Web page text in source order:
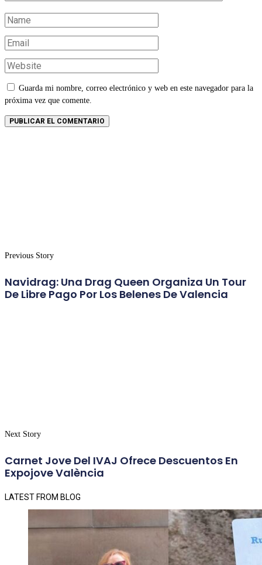
Guarda mi nombre, correo electrónico y web en este navegador para la
próxima vez que comente.
Previous Story
Navidrag: Una Drag Queen Organiza Un Tour
De Libre Pago Por Los Belenes De Valencia
Next Story
Carnet Jove Del IVAJ Ofrece Descuentos En
Expojove València
LATEST FROM BLOG